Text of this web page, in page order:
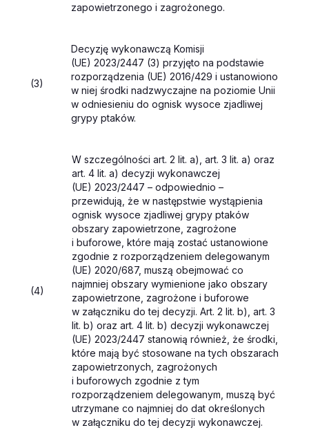
zapowietrzonego i zagrożonego.
(3)
Decyzję wykonawczą Komisji
(UE) 2023/2447 (3) przyjęto na podstawie
rozporządzenia (UE) 2016/429 i ustanowiono
w niej środki nadzwyczajne na poziomie Unii
w odniesieniu do ognisk wysoce zjadliwej
grypy ptaków.
(4)
W szczególności art. 2 lit. a), art. 3 lit. a) oraz
art. 4 lit. a) decyzji wykonawczej
(UE) 2023/2447 – odpowiednio –
przewidują, że w następstwie wystąpienia
ognisk wysoce zjadliwej grypy ptaków
obszary zapowietrzone, zagrożone
i buforowe, które mają zostać ustanowione
zgodnie z rozporządzeniem delegowanym
(UE) 2020/687, muszą obejmować co
najmniej obszary wymienione jako obszary
zapowietrzone, zagrożone i buforowe
w załączniku do tej decyzji. Art. 2 lit. b), art. 3
lit. b) oraz art. 4 lit. b) decyzji wykonawczej
(UE) 2023/2447 stanowią również, że środki,
które mają być stosowane na tych obszarach
zapowietrzonych, zagrożonych
i buforowych zgodnie z tym
rozporządzeniem delegowanym, muszą być
utrzymane co najmniej do dat określonych
w załączniku do tej decyzji wykonawczej.